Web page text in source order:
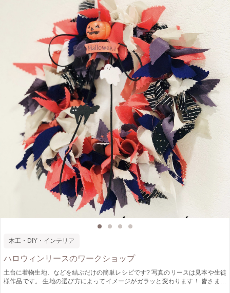
木工・DIY・インテリア
ハロウィンリースのワークショップ
土台に着物生地、などを結ぶだけの簡単レシピです? 写真のリースは見本や生徒
様作品です。 生地の選び方によってイメージがガラッと変わります！ 皆さまの